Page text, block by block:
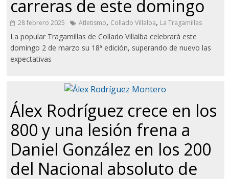
carreras de este domingo
28 febrero 2025 Atletismo, Collado Villalba, La Tragamillas
La popular Tragamillas de Collado Villalba celebrará este
domingo 2 de marzo su 18ª edición, superando de nuevo las
expectativas
Álex Rodríguez crece en los
800 y una lesión frena a
Daniel González en los 200
del Nacional absoluto de